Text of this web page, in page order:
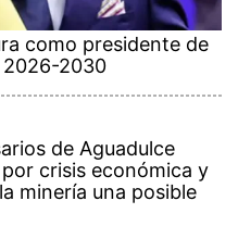
como presidente de
2026-2030
de Aguadulce
crisis económica y
minería una posible